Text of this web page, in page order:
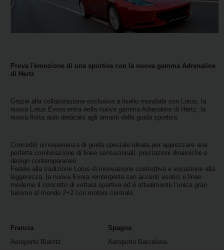
Gratis
Auto
Noleggio
Business
Usato
Prova l'emozione di una sportiva con la nuova gamma Adrenaline
di Hertz
Grazie alla collaborazione esclusiva a livello mondiale con Lotus, la
nuova Lotus Evora entra nella nuova gamma Adrenaline di Hertz, la
nuova flotta auto dedicata agli amanti della guida sportiva.
Concediti un’esperienza di guida speciale ideata per apprezzare una
perfetta combinazione di linee sensazionali, prestazioni dinamiche e
design contemporaneo.
Fedele alla tradizione Lotus di innovazione costruttiva e vocazione alla
leggerezza, la nuova Evora reinterpreta con accenti esotici e linee
moderne il concetto di vettura sportiva ed è attualmente l’unica gran
turismo al mondo 2+2 con motore centrale.
Francia
Aeroporto Biarritz
Spagna
Aeroporto Barcelona